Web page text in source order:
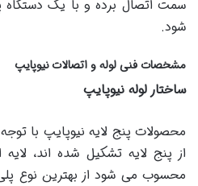
سمت اتصال برده و با یک
شود.
مشخصات فنی لوله و اتصالات نیوپایپ
ساختار لوله نیوپایپ
محصولات پنج لایه نیوپایپ با
از پنج لایه تشکیل شده اند،
محسوب می شود از بهترین نوع